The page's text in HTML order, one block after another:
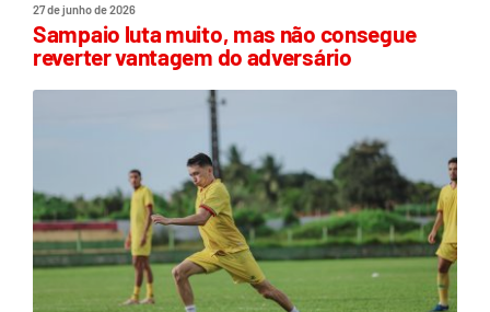
27 de junho de 2026
Sampaio luta muito, mas não consegue
reverter vantagem do adversário